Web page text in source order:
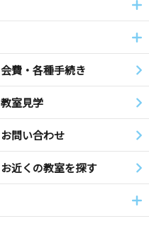
会費・各種手続き
教室見学
お問い合わせ
お近くの教室を探す